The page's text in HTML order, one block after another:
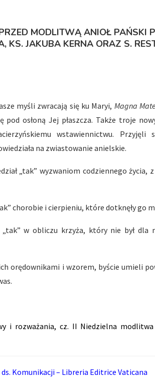
MODLITWĄ ANIOŁ PAŃSKI
KS. JAKUBA KERNA ORAZ S.
myśli zwracają się ku Maryi, Magna
osłoną Jej płaszcza. Także troje
wstawiennictwu. Przyjęli
na zwiastowanie anielskie.
„tak” wyzwaniom codziennego życia,
chorobie i cierpieniu, które dotknęły go
„tak” w obliczu krzyża, który nie był
orędownikami i wzorem, byście umieli
i rozważania, cz. II Niedzielna modlitwa
Komunikacji – Libreria Editrice Vaticana